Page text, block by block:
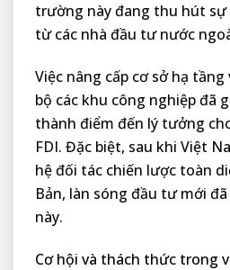
trường này đang thu hút sự
từ các nhà đầu tư nước
Việc nâng cấp cơ sở hạ
bộ các khu công nghiệp đã
thành điểm đến lý tưởng
FDI. Đặc biệt, sau khi Việt
hệ đối tác chiến lược toàn
Bản, làn sóng đầu tư mới
này.
Cơ hội và thách thức trong